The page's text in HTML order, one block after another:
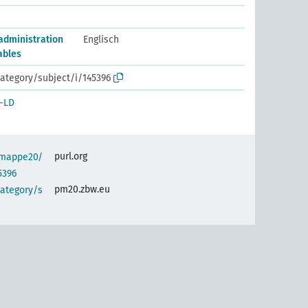
Englisch
subject/i/145396
LD
purl.org
s pm20.zbw.eu